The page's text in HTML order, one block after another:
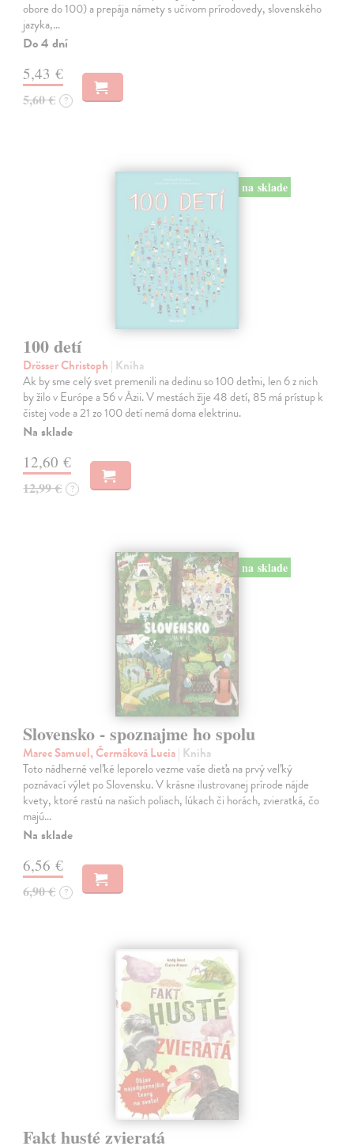
obore do 100) a prepája námety s učivom prírodovedy, slovenského
jazyka,…
Do 4 dní
5,43 €
5,60 € ?
na sklade
100 detí
Drösser Christoph | Kniha
Ak by sme celý svet premenili na dedinu so 100 deťmi, len 6 z nich
by žilo v Európe a 56 v Ázii. V mestách žije 48 detí, 85 má prístup k
čistej vode a 21 zo 100 detí nemá doma elektrinu.
Na sklade
12,60 €
12,99 € ?
na sklade
Slovensko - spoznajme ho spolu
Marec Samuel, Čermáková Lucia| Kniha
Toto nádherné veľké leporelo vezme vaše dieťa na prvý veľký
poznávací výlet po Slovensku. V krásne ilustrovanej prírode nájde
kvety, ktoré rastú na našich poliach, lúkach či horách, zvieratká, čo
majú…
Na sklade
6,56 €
6,90 € ?
Fakt husté zvieratá